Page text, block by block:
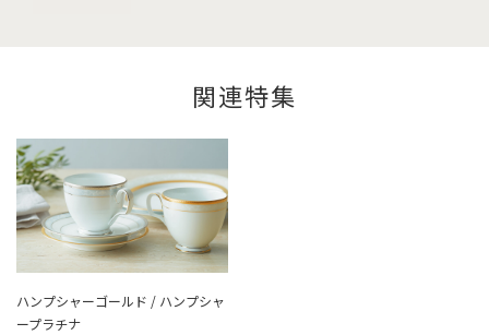
関連特集
ハンプシャーゴールド / ハンプシャ
ープラチナ